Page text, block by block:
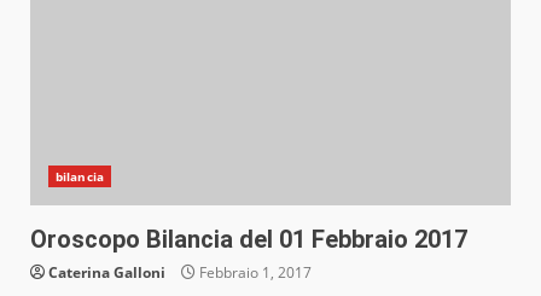
bilancia
Oroscopo Bilancia del 01 Febbraio 2017
Caterina Galloni Febbraio 1, 2017